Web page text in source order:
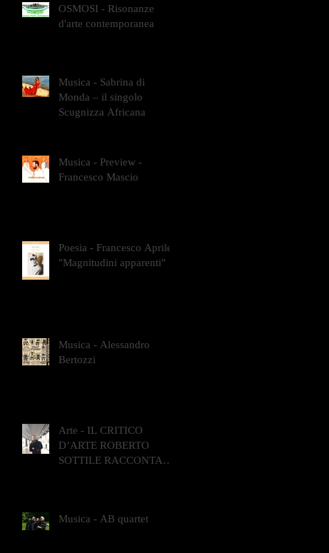
OSMOSI - Risonanze
d'arte contemporanea
Musica - Sabrina di
Monda – il singolo
Scugnizza Africana
Musica - Preview -
Francesco Mascio
Poesia - Francesco Aprile -
"Magnitudini apparenti"
Musica - Alessandro
Bertozzi
Arte - IL CRITICO
D’ARTE ROBERTO
SOTTILE RACCONTA
Musica - AB quartet